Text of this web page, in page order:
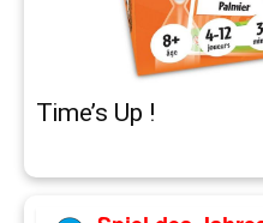
Time’s Up !